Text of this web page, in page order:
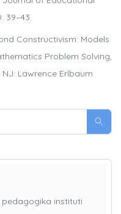
39–43.
Constructivism: Models
Problem Solving,
Lawrence Erlbaum
instituti